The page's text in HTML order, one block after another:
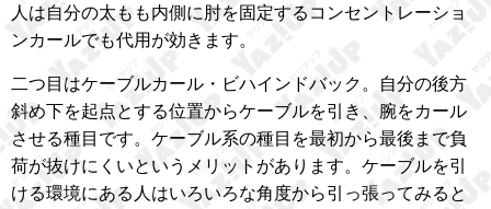
人は自分の太もも内側に肘を固定するコンセントレーショ
ンカールでも代用が効きます。
二つ目はケーブルカール・ビハインドバック。自分の後方
斜め下を起点とする位置からケーブルを引き、腕をカール
させる種目です。ケーブル系の種目を最初から最後まで負
荷が抜けにくいというメリットがあります。ケーブルを引
ける環境にある人はいろいろな角度から引っ張ってみると